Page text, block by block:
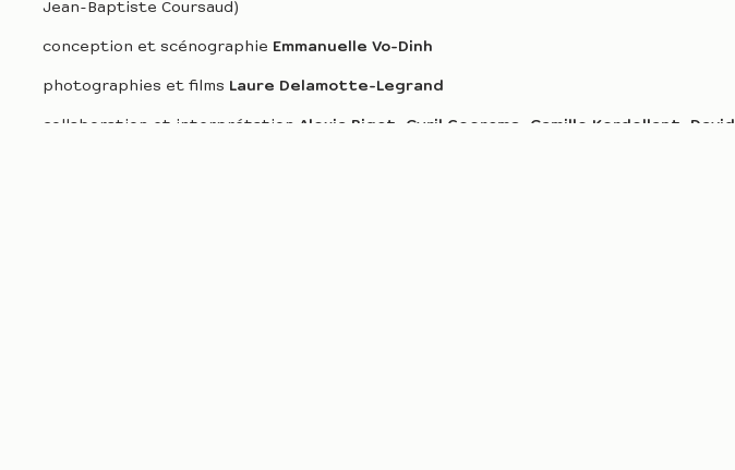
Jean-Baptiste Coursaud)
conception et scénographie Emmanuelle Vo-Dinh
photographies et films Laure Delamotte-Legrand
collaboration et interprétation Alexia Bigot, Cyril Geeroms, Camille Kerdellant, David